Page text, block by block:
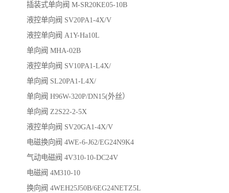
插装式单向阀 M-SR20KE05-10B
液控单向阀 SV20PA1-4X/V
液控单向阀 A1Y-Ha10L
单向阀 MHA-02B
液控单向阀 SV10PA1-L4X/
单向阀 SL20PA1-L4X/
单向阀 H96W-320P/DN15(外丝）
单向阀 Z2S22-2-5X
液控单向阀 SV20GA1-4X/V
电磁换向阀 4WE-6-J62/EG24N9K4
气动电磁阀 4V310-10-DC24V
电磁阀 4M310-10
换向阀 4WEH25J50B/6EG24NETZ5L